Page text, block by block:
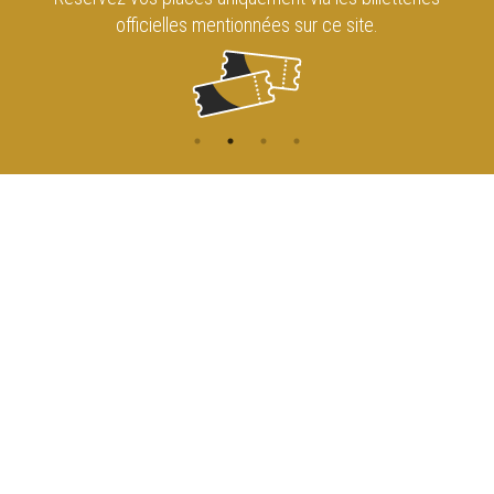
officielles mentionnées sur ce site.